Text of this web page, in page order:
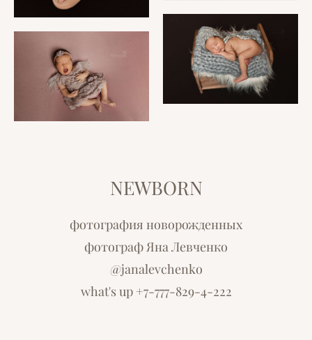
NEWBORN
фотография новорожденных
фотограф Яна Левченко
@janalevchenko
what's up +7-777-829-4-222